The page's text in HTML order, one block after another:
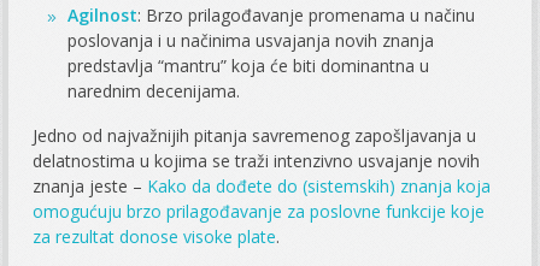
Agilnost: Brzo prilagođavanje promenama u načinu
poslovanja i u načinima usvajanja novih znanja
predstavlja “mantru” koja će biti dominantna u
narednim decenijama.
Jedno od najvažnijih pitanja savremenog zapošljavanja u
delatnostima u kojima se traži intenzivno usvajanje novih
znanja jeste – Kako da dođete do (sistemskih) znanja koja
omogućuju brzo prilagođavanje za poslovne funkcije koje
za rezultat donose visoke plate.